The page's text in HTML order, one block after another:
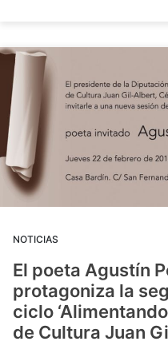
NOTICIAS
El poeta Agustín
protagoniza la
ciclo
de Cultura Juan